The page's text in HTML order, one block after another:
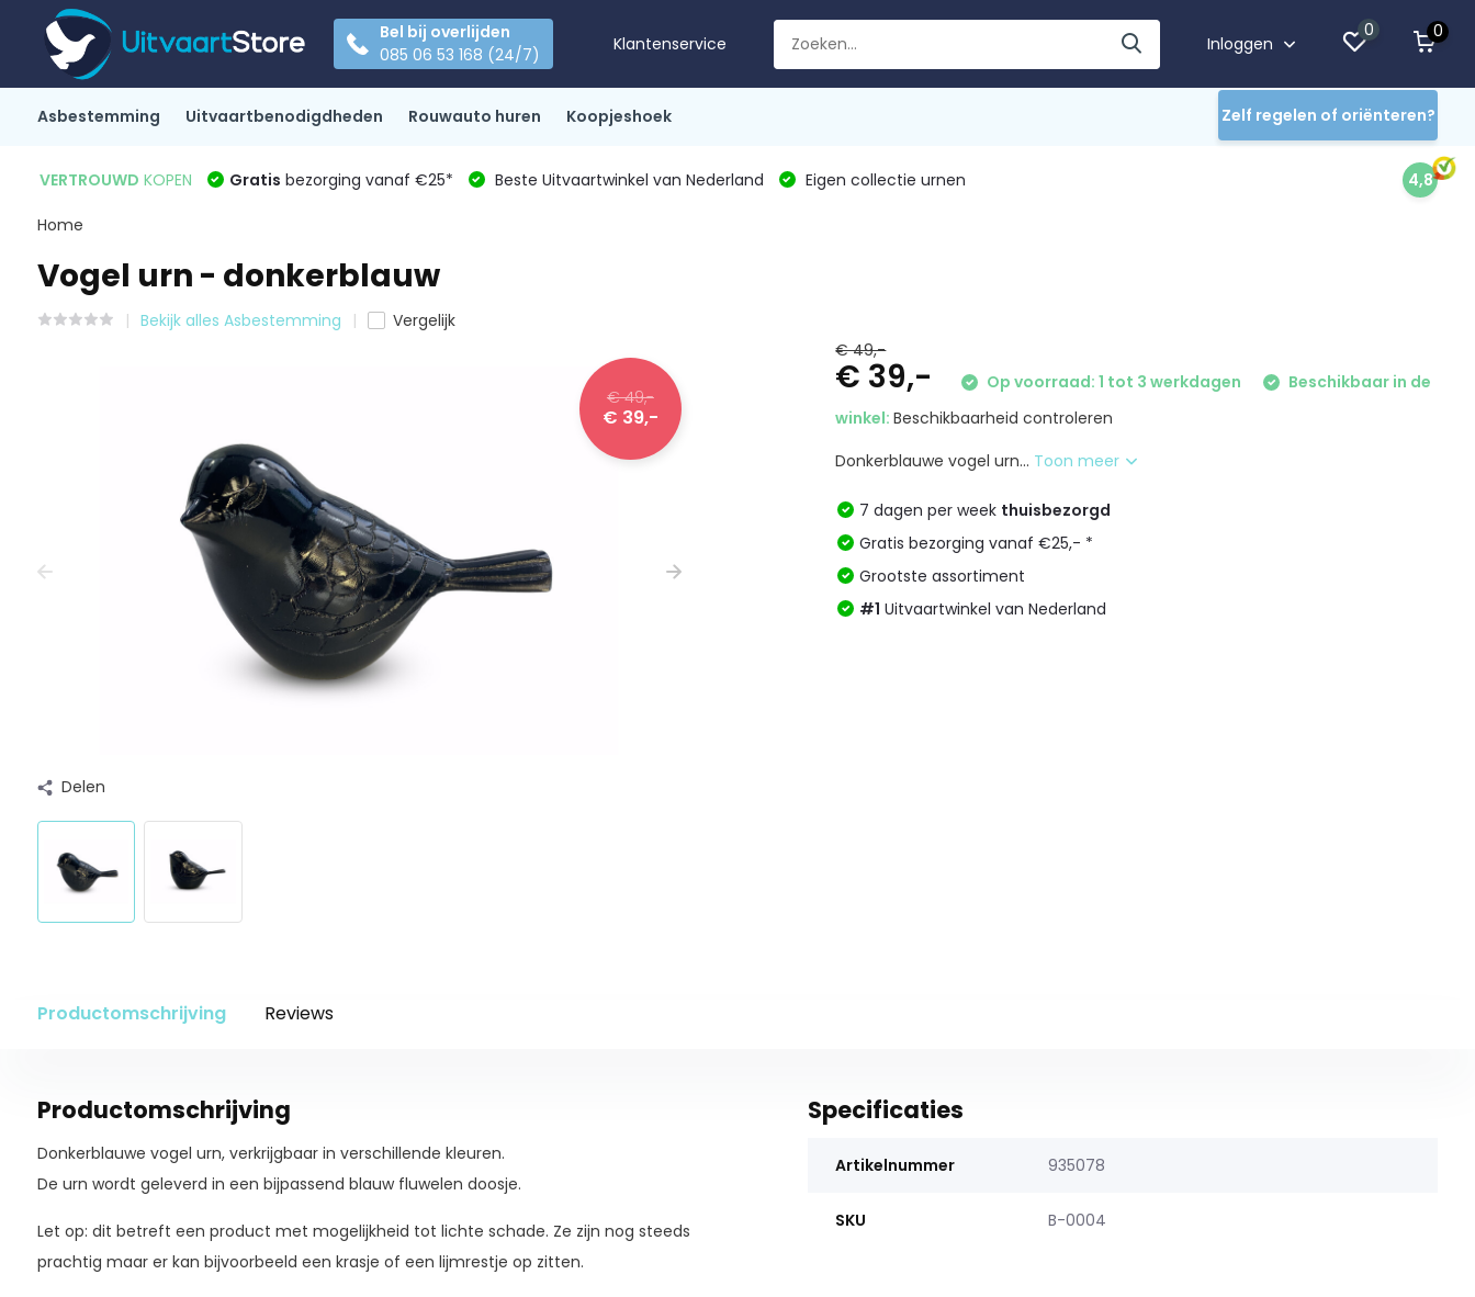
Bel bij overlijden
085 06 53 168 (24/7)
Klantenservice Inloggen
0 0
Asbestemming Uitvaartbenodigdheden Rouwauto huren Koopjeshoek Zelf regelen of oriënteren?
VERTROUWD KOPEN Gratis bezorging vanaf €25* Beste Uitvaartwinkel van Nederland Eigen collectie urnen 4,8
Home
Vogel urn - donkerblauw
Bekijk alles Asbestemming Vergelijk
€ 49,-
€ 39,-
Delen
€ 49,-
€ 39,- Op voorraad: 1 tot 3 werkdagen
Beschikbaar in de
winkel:Beschikbaarheid controleren
Donkerblauwe vogel urn... Toon meer
7 dagen per week thuisbezorgd
Gratis bezorging vanaf €25,- *
Grootste assortiment
#1 Uitvaartwinkel van Nederland
Productomschrijving Reviews
Productomschrijving
Donkerblauwe vogel urn, verkrijgbaar in verschillende kleuren.
De urn wordt geleverd in een bijpassend blauw fluwelen doosje.
Let op: dit betreft een product met mogelijkheid tot lichte schade. Ze zijn nog steeds
prachtig maar er kan bijvoorbeeld een krasje of een lijmrestje op zitten.
Specificaties
Artikelnummer 935078
SKU B-0004